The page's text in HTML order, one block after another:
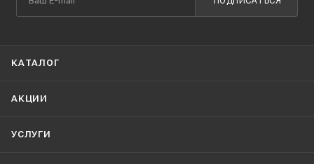
КАТАЛОГ
АКЦИИ
УСЛУГИ